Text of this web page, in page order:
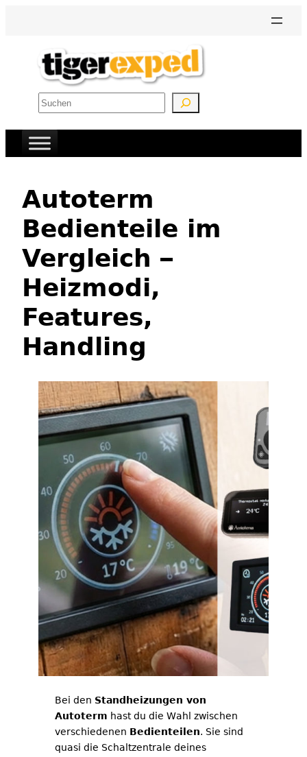
Suchen
Autoterm
Bedienteile im
Vergleich –
Heizmodi,
Features,
Handling
Bei den Standheizungen von
Autoterm hast du die Wahl zwischen
verschiedenen Bedienteilen. Sie sind
quasi die Schaltzentrale deines